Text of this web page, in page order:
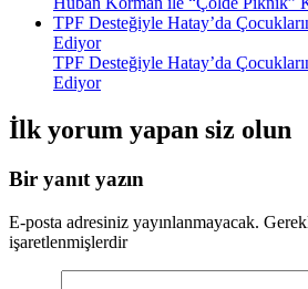
TPF Desteğiyle Hatay’da
Ediyor
TPF Desteğiyle Hatay’da
Ediyor
İlk yorum yapan siz olun
Bir yanıt yazın
E-posta adresiniz yayınlanmayacak.
işaretlenmişlerdir